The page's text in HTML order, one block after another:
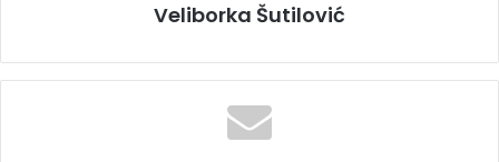
Veliborka Šutilović